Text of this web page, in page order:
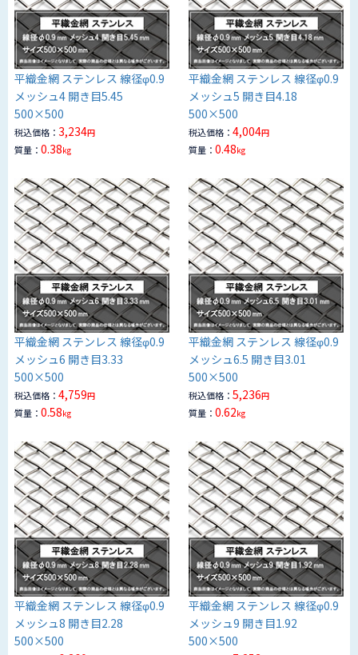
平織金網 ステンレス 線径φ0.9
メッシュ4 開き目5.45
500×500
税込価格： 3,234円
質量： 0.38kg
平織金網 ステンレス 線径φ0.9
メッシュ5 開き目4.18
500×500
税込価格：4,004円
質量：0.48kg
平織金網 ステンレス 線径φ0.9
メッシュ6 開き目3.33
500×500
税込価格： 4,759円
質量： 0.58kg
平織金網 ステンレス 線径φ0.9
メッシュ6.5 開き目3.01
500×500
税込価格：5,236円
質量：0.62kg
平織金網 ステンレス 線径φ0.9
メッシュ8 開き目2.28
500×500
平織金網 ステンレス 線径φ0.9
メッシュ9 開き目1.92
500×500